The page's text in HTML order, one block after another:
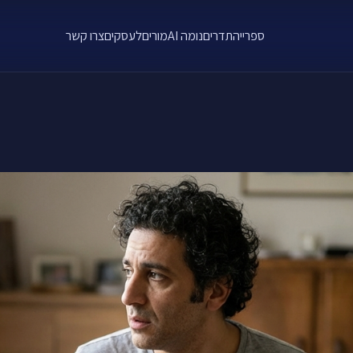
ספרייהתדריםנומה AI מוריםלעסקיםצרו קשר